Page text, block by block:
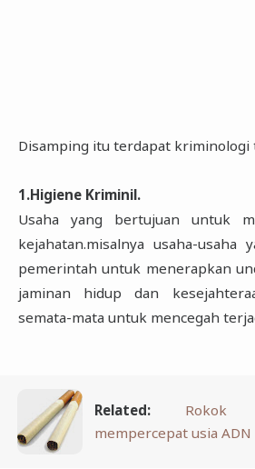
Disamping itu terdapat kriminologi
1.Higiene Kriminil.
Usaha yang bertujuan untuk
kejahatan.misalnya usaha-usaha
pemerintah untuk menerapkan
jaminan hidup dan
semata-mata untuk mencegah
Related:
Rokok
mempercepat usia ADN